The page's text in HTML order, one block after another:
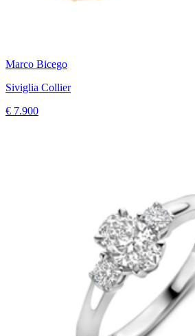
Marco Bicego
Siviglia Collier
€ 7.900